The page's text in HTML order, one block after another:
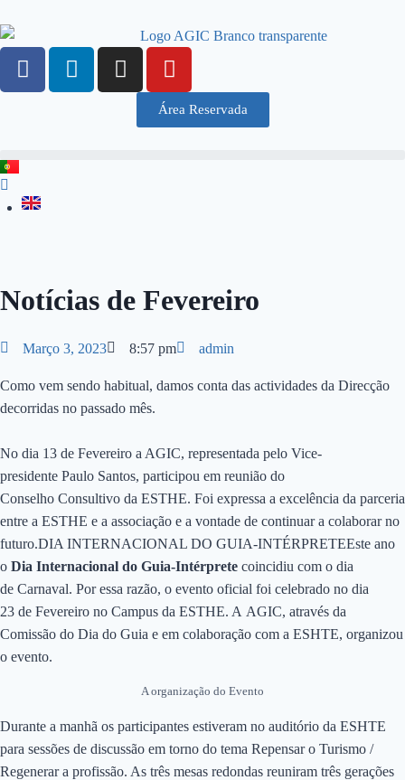
Área Reservada
Notícias de Fevereiro
Março 3, 2023 8:57 pm admin
Como vem sendo habitual, damos conta das actividades da Direcção
decorridas no passado mês.
No dia 13 de Fevereiro a AGIC, representada pelo Vice-
presidente Paulo Santos, participou em reunião do
Conselho Consultivo da ESTHE. Foi expressa a excelência da parceria
entre a ESTHE e a associação e a vontade de continuar a colaborar no
futuro.DIA INTERNACIONAL DO GUIA-INTÉRPRETEEste ano
o Dia Internacional do Guia-Intérprete coincidiu com o dia
de Carnaval. Por essa razão, o evento oficial foi celebrado no dia
23 de Fevereiro no Campus da ESTHE. A AGIC, através da
Comissão do Dia do Guia e em colaboração com a ESHTE, organizou
o evento.
A organização do Evento
Durante a manhã os participantes estiveram no auditório da ESHTE
para sessões de discussão em torno do tema Repensar o Turismo /
Regenerar a profissão. As três mesas redondas reuniram três gerações